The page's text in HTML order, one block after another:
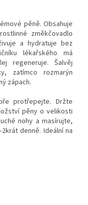
pěně. Obsahuje
změkčovadlo
a hydratuje bez
lékařského má
regeneruje. Šalvěj
zatímco rozmarýn
zápach.
protřepejte. Držte
pěny o velikosti
nohy a masírujte,
denně. Ideální na